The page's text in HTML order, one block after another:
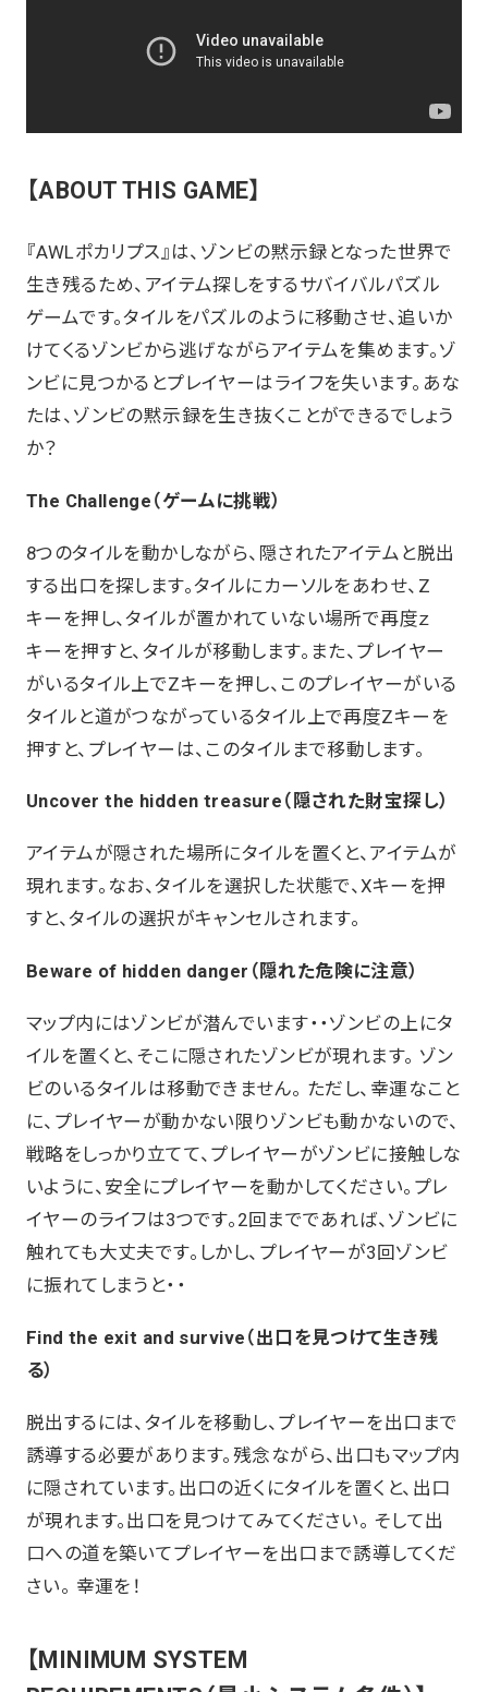
【ABOUT THIS GAME】
『AWLポカリプス』は、ゾンビの黙示録となった世界で
生き残るため、アイテム探しをするサバイバルパズル
ゲームです。タイルをパズルのように移動させ、追いか
けてくるゾンビから逃げながらアイテムを集めます。ゾ
ンビに見つかるとプレイヤーはライフを失います。あな
たは、ゾンビの黙示録を生き抜くことができるでしょう
か？
The Challenge（ゲームに挑戦）
8つのタイルを動かしながら、隠されたアイテムと脱出
する出口を探します。タイルにカーソルをあわせ、Z
キーを押し、タイルが置かれていない場所で再度ｚ
キーを押すと、タイルが移動します。また、プレイヤー
がいるタイル上でZキーを押し、このプレイヤーがいる
タイルと道がつながっているタイル上で再度Zキーを
押すと、プレイヤーは、このタイルまで移動します。
Uncover the hidden treasure（隠された財宝探し）
アイテムが隠された場所にタイルを置くと、アイテムが
現れます。なお、タイルを選択した状態で、Xキーを押
すと、タイルの選択がキャンセルされます。
Beware of hidden danger（隠れた危険に注意）
マップ内にはゾンビが潜んでいます・・ゾンビの上にタ
イルを置くと、そこに隠されたゾンビが現れます。 ゾン
ビのいるタイルは移動できません。 ただし、幸運なこと
に、プレイヤーが動かない限りゾンビも動かないので、
戦略をしっかり立てて、プレイヤーがゾンビに接触しな
いように、安全にプレイヤーを動かしてください。プレ
イヤーのライフは3つです。2回までであれば、ゾンビに
触れても大丈夫です。しかし、プレイヤーが3回ゾンビ
に振れてしまうと・・
Find the exit and survive（出口を見つけて生き残
る）
脱出するには、タイルを移動し、プレイヤーを出口まで
誘導する必要があります。残念ながら、出口もマップ内
に隠されています。出口の近くにタイルを置くと、出口
が現れます。出口を見つけてみてください。 そして出
口への道を築いてプレイヤーを出口まで誘導してくだ
さい。 幸運を！
【MINIMUM SYSTEM